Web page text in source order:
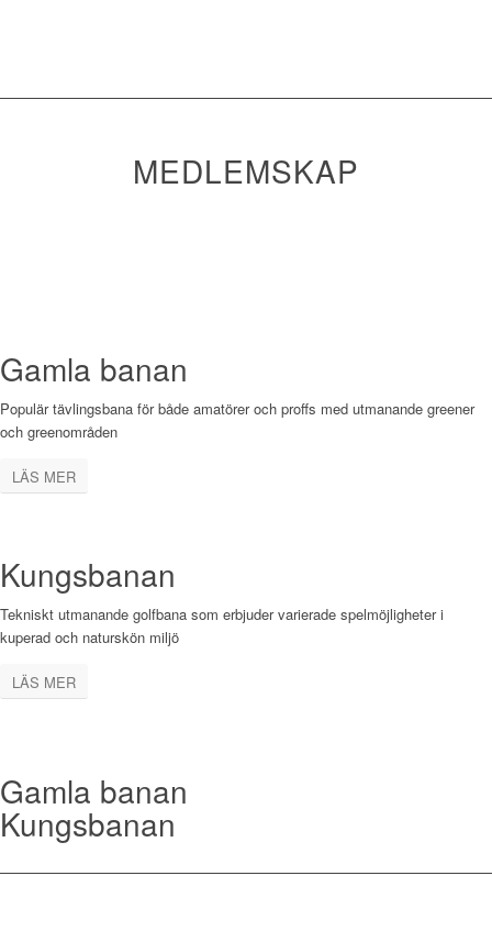
MEDLEMSKAP
Gamla banan
Populär tävlingsbana för både amatörer och proffs med utmanande greener
och greenområden
LÄS MER
Kungsbanan
Tekniskt utmanande golfbana som erbjuder varierade spelmöjligheter i
kuperad och naturskön miljö
LÄS MER
Gamla banan
Kungsbanan